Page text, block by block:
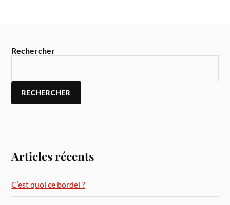
Rechercher
RECHERCHER
Articles récents
C’est quoi ce bordel ?